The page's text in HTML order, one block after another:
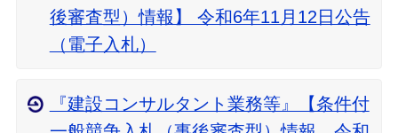
後審査型）情報】 令和6年11月12日公告
（電子入札）
『建設コンサルタント業務等』【条件付